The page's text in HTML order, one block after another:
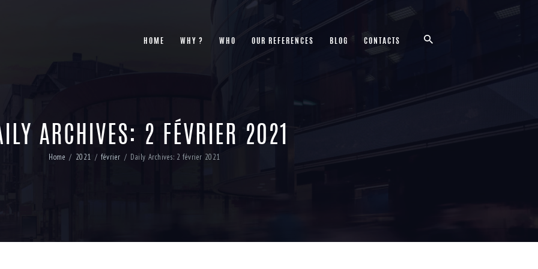
HOME WHY ? WHO OUR REFERENCES BLOG CONTACTS
ARCHIVES: 2 FÉVRIER 2021
Home 2021 février Daily Archives: 2 février 2021